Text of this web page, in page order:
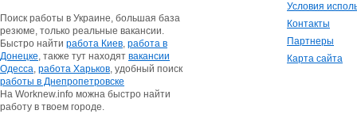
Поиск работы в Украине, большая база
резюме, только реальные вакансии.
Быстро найти работа Киев, работа в
Донецке, также тут находят вакансии
Одесса, работа Харьков, удобный поиск
работы в Днепропетровске
На Worknew.info можна быстро найти
работу в твоем городе.
Условия
Контакты
Партнеры
Карта сайта